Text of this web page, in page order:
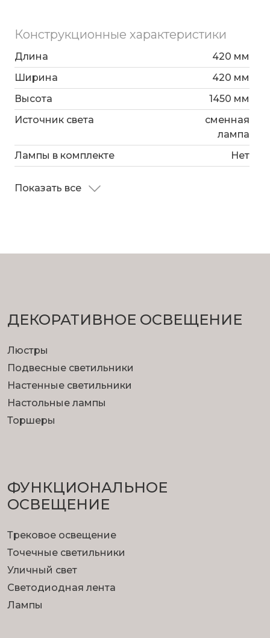
Конструкционные характеристики
Длина
420 мм
Ширина
420 мм
Высота
1450 мм
Источник света
сменная
лампа
Лампы в комплекте
Нет
Показать все
ДЕКОРАТИВНОЕ ОСВЕЩЕНИЕ
Люстры
Подвесные светильники
Настенные светильники
Настольные лампы
Торшеры
ФУНКЦИОНА­ЛЬНОЕ
ОСВЕЩЕНИЕ
Трековое освещение
Точечные светильники
Уличный свет
Светодиодная лента
Лампы